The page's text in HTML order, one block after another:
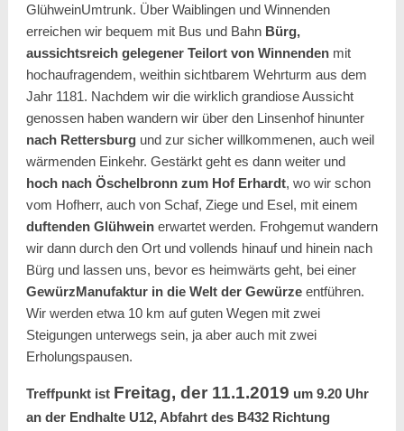
GlühweinUmtrunk. Über Waiblingen und Winnenden
erreichen wir bequem mit Bus und Bahn Bürg,
aussichtsreich gelegener Teilort von Winnendenmit
hochaufragendem, weithin sichtbarem Wehrturm aus dem
Jahr 1181. Nachdem wir die wirklich grandiose Aussicht
genossen haben wandern wir über den Linsenhof hinunter
nach Rettersburgund zur sicher willkommenen, auch weil
wärmenden Einkehr. Gestärkt geht es dann weiter und
hoch nach Öschelbronn zum Hof Erhardt, wo wir schon
vom Hofherr, auch von Schaf, Ziege und Esel, mit einem
duftenden Glühweinerwartet werden. Frohgemut wandern
wir dann durch den Ort und vollends hinauf und hinein nach
Bürg und lassen uns, bevor es heimwärts geht, bei einer
GewürzManufaktur in die Welt der Gewürzeentführen.
Wir werden etwa 10 km auf guten Wegen mit zwei
Steigungen unterwegs sein, ja aber auch mit zwei
Erholungspausen.
Treffpunkt ist Freitag, der 11.1.2019 um 9.20 Uhr
an der Endhalte U12, Abfahrt des B432 Richtung